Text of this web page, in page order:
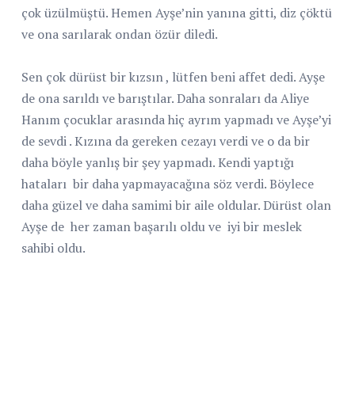
çok üzülmüştü. Hemen Ayşe’nin yanına gitti, diz çöktü
ve ona sarılarak ondan özür diledi.
Sen çok dürüst bir kızsın , lütfen beni affet dedi. Ayşe
de ona sarıldı ve barıştılar. Daha sonraları da Aliye
Hanım çocuklar arasında hiç ayrım yapmadı ve Ayşe’yi
de sevdi . Kızına da gereken cezayı verdi ve o da bir
daha böyle yanlış bir şey yapmadı. Kendi yaptığı
hataları bir daha yapmayacağına söz verdi. Böylece
daha güzel ve daha samimi bir aile oldular. Dürüst olan
Ayşe de her zaman başarılı oldu ve iyi bir meslek
sahibi oldu.